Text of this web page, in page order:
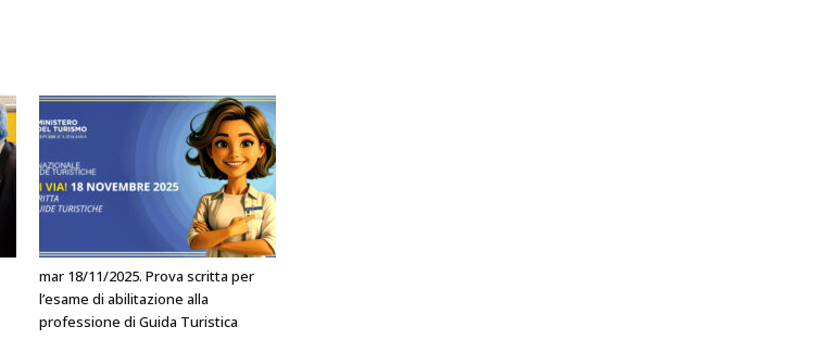
mar 18/11/2025. Prova scritta per
l’esame di abilitazione alla
professione di Guida Turistica